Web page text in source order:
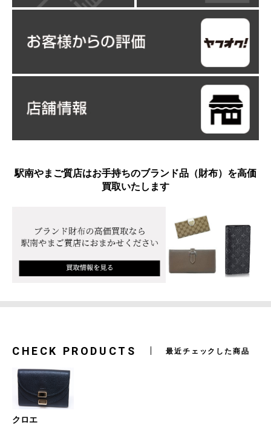
駅南やまご質店はお手持ちのブランド品（財布）を高価
買取いたします
CHECK PRODUCTS 最近チェックした商品
クロエ